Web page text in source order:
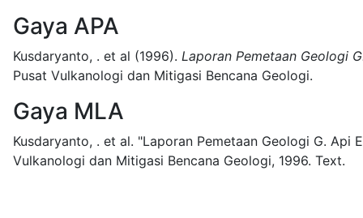
Gaya APA
Kusdaryanto, . et al (1996). Laporan Pemetaan Geologi
Pusat Vulkanologi dan Mitigasi Bencana Geologi.
Gaya MLA
Kusdaryanto, . et al. "Laporan Pemetaan Geologi G. Api
Vulkanologi dan Mitigasi Bencana Geologi, 1996. Text.